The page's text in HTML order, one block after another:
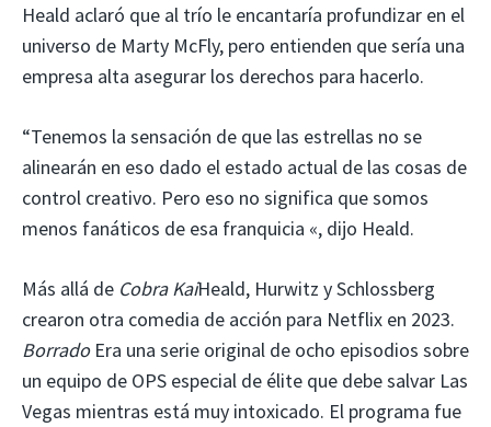
Heald aclaró que al trío le encantaría profundizar en el
universo de Marty McFly, pero entienden que sería una
empresa alta asegurar los derechos para hacerlo.
“Tenemos la sensación de que las estrellas no se
alinearán en eso dado el estado actual de las cosas de
control creativo. Pero eso no significa que somos
menos fanáticos de esa franquicia «, dijo Heald.
Más allá de Cobra KaiHeald, Hurwitz y Schlossberg
crearon otra comedia de acción para Netflix en 2023.
BorradoEra una serie original de ocho episodios sobre
un equipo de OPS especial de élite que debe salvar Las
Vegas mientras está muy intoxicado. El programa fue